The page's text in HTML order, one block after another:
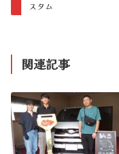
スタム
関連記事